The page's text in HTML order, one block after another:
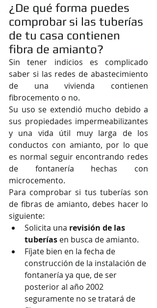
¿De qué forma puedes
comprobar si las tuberías
de tu casa contienen
fibra de amianto?
Sin tener indicios es complicado
saber si las redes de abastecimiento
de una vivienda contienen
fibrocemento o no.
Su uso se extendió mucho debido a
sus propiedades impermeabilizantes
y una vida útil muy larga de los
conductos con amianto, por lo que
es normal seguir encontrando redes
de fontanería hechas con
microcemento.
Para comprobar si tus tuberías son
de fibras de amianto, debes hacer lo
siguiente:
Solicita una revisión de las
tuberías en busca de amianto.
Fíjate bien en la fecha de
construcción de la instalación de
fontanería ya que, de ser
posterior al año 2002
seguramente no se tratará de